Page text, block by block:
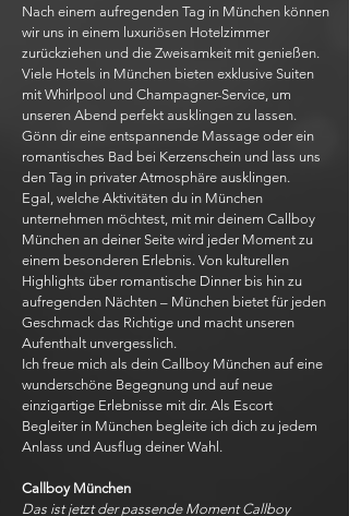
Nach einem aufregenden Tag in München können
wir uns in einem luxuriösen Hotelzimmer
zurückziehen und die Zweisamkeit mit genießen.
Viele Hotels in München bieten exklusive Suiten
mit Whirlpool und Champagner-Service, um
unseren Abend perfekt ausklingen zu lassen.
Gönn dir eine entspannende Massage oder ein
romantisches Bad bei Kerzenschein und lass uns
den Tag in privater Atmosphäre ausklingen.
Egal, welche Aktivitäten du in München
unternehmen möchtest, mit mir deinem Callboy
München an deiner Seite wird jeder Moment zu
einem besonderen Erlebnis. Von kulturellen
Highlights über romantische Dinner bis hin zu
aufregenden Nächten – München bietet für jeden
Geschmack das Richtige und macht unseren
Aufenthalt unvergesslich.
Ich freue mich als dein Callboy München auf eine
wunderschöne Begegnung und auf neue
einzigartige Erlebnisse mit dir. Als Escort
Begleiter in München begleite ich dich zu jedem
Anlass und Ausflug deiner Wahl.
Callboy München
Das ist jetzt der passende Moment Callboy